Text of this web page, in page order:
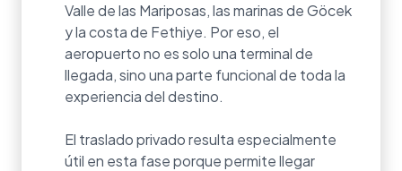
Valle de las Mariposas, las marinas de Göcek
y la costa de Fethiye. Por eso, el
aeropuerto no es solo una terminal de
llegada, sino una parte funcional de toda la
experiencia del destino.
El traslado privado resulta especialmente
útil en esta fase porque permite llegar